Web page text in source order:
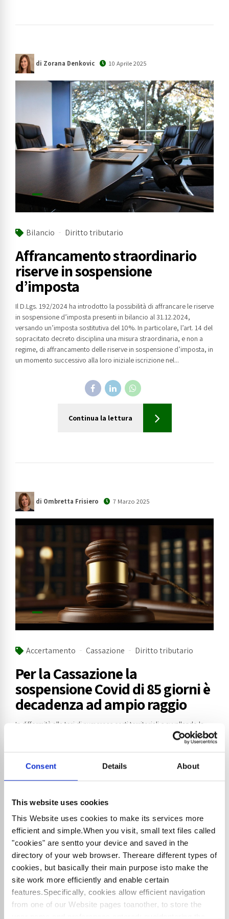
Consent Details About
This website uses cookies
This Website uses cookies to make its services more
efficient and simple.When you visit, small text files called
"cookies" are sentto your device and saved in the
directory of your web browser. Thereare different types of
cookies, but basically their main purpose isto make the
site work more efficiently and enable certain
features.Specifically, cookies allow efficient navigation
from one of our Website pages toanother, to store the
di Zorana Denkovic 10 Aprile 2025
Bilancio Diritto tributario
Affrancamento straordinario
riserve in sospensione
d’imposta
Il D.Lgs. 192/2024 ha introdotto la possibilità di affrancare le riserve
in sospensione d’imposta presenti in bilancio al 31.12.2024,
versando un’imposta sostitutiva del 10%. In particolare, l’art. 14 del
sopracitato decreto disciplina una misura straordinaria, e non a
regime, di affrancamento delle riserve in sospensione d’imposta, in
un momento successivo alla loro iniziale iscrizione nel...
Continua la lettura
di Ombretta Frisiero 7 Marzo 2025
Accertamento Cassazione Diritto tributario
Per la Cassazione la
sospensione Covid di 85 giorni è
decadenza ad ampio raggio
In difformità alla tesi di numerose corti territoriali e avvallando la
posizione dell’Amministrazione finanziaria, pur intervenendo in
tema di prescrizione -nel caso di specie di crediti oggetto di
960 del 15/01/2025, si sono pronunciati in merito alla c.d. proroga
Continua la lettura